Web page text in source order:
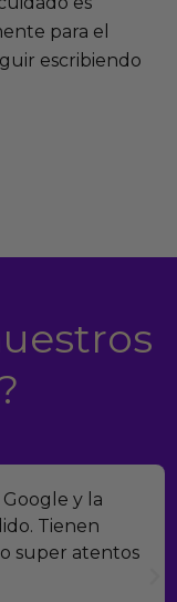
para el
escribiendo
online, y
gustan. No he
los